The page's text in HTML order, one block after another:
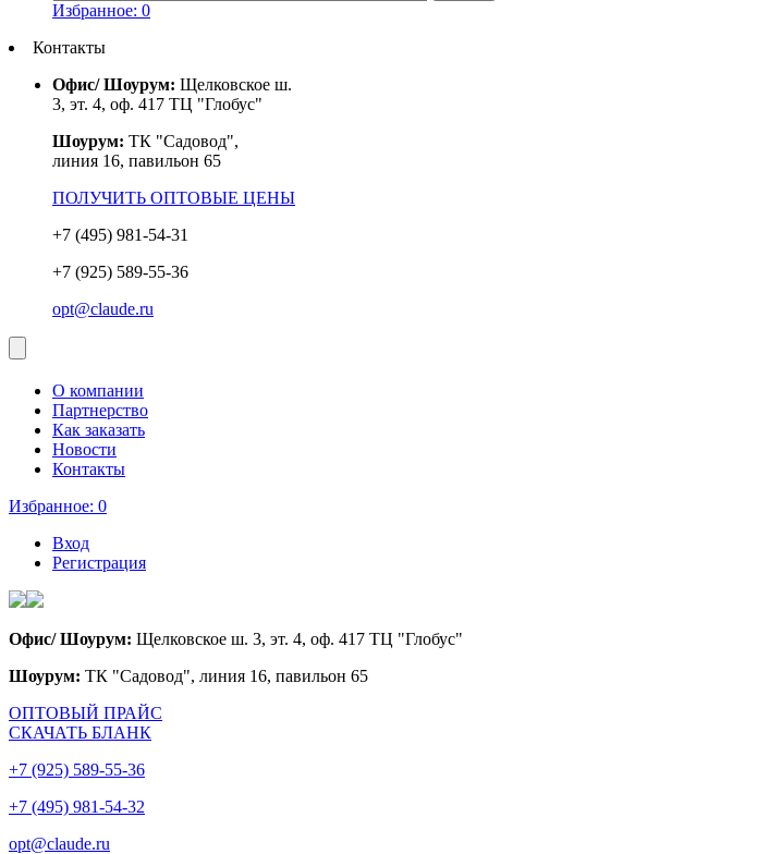
Избранное: 0
Контакты
Офис/ Шоурум: Щелковское ш.
3, эт. 4, оф. 417 ТЦ "Глобус"
Шоурум: ТК "Садовод",
линия 16, павильон 65
ПОЛУЧИТЬ ОПТОВЫЕ ЦЕНЫ
+7 (495) 981-54-31
+7 (925) 589-55-36
opt@claude.ru
О компании
Партнерство
Как заказать
Новости
Контакты
Избранное: 0
Вход
Регистрация
Офис/ Шоурум: Щелковское ш. 3, эт. 4, оф. 417 ТЦ "Глобус"
Шоурум: ТК "Садовод", линия 16, павильон 65
ОПТОВЫЙ ПРАЙС
СКАЧАТЬ БЛАНК
+7 (925) 589-55-36
+7 (495) 981-54-32
opt@claude.ru